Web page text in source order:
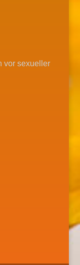
vor sexueller